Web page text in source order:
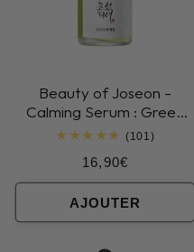
Beauty of Joseon -
Calming Serum : Green
Tea + Panthenol
(101)101
Prix
habituel
16,90€
AJOUTER